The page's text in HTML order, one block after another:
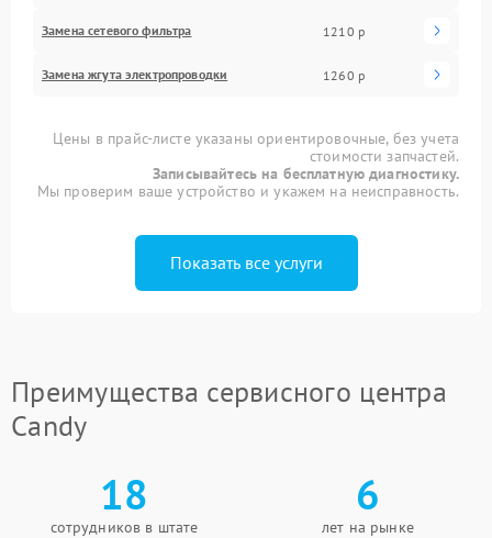
Замена сетевого фильтра 1210 р
Замена жгута электропроводки 1260 р
Цены в прайс-листе указаны ориентировочные, без учета
стоимости запчастей.
Записывайтесь на бесплатную диагностику.
Мы проверим ваше устройство и укажем на неисправность.
Показать все услуги
Преимущества сервисного центра
Candy
18
сотрудников в штате
6
лет на рынке